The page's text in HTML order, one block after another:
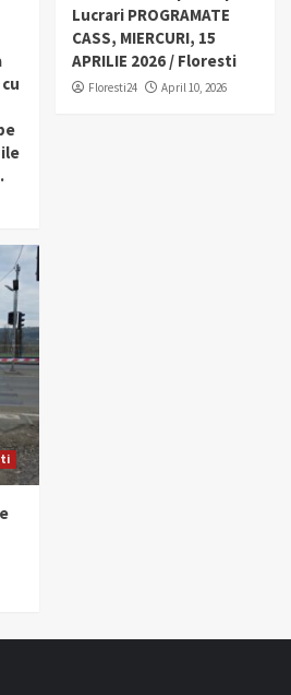
Lucrari PROGRAMATE
CASS, MIERCURI, 15
APRILIE 2026 / Floresti
Floresti24 April 10, 2026